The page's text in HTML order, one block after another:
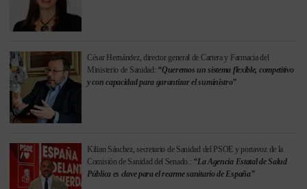
César Hernández, director general de Cartera y Farmacia del
Ministerio de Sanidad: “Queremos un sistema flexible, competitivo
y con capacidad para garantizar el suministro”
Kilian Sánchez, secretario de Sanidad del PSOE y portavoz de la
Comisión de Sanidad del Senado.: “La Agencia Estatal de Salud
Pública es clave para el rearme sanitario de España”